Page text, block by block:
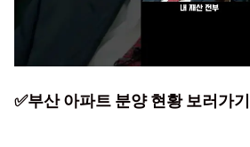
✅부산 아파트 분양 현황 보러가